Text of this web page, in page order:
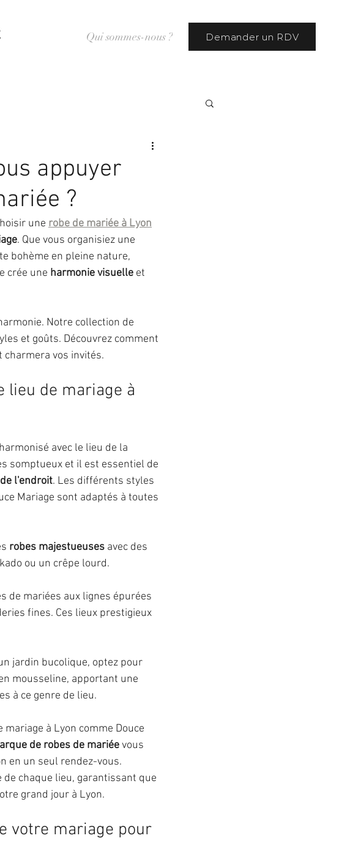
Qui sommes-nous ? Demander un RDV
appuyer
?
une robe de mariée à Lyon
. Que vous organisiez une
bohème en pleine nature,
crée une harmonie visuelle et
Notre collection de
et goûts. Découvrez comment
vos invités.
lieu de mariage à
avec le lieu de la
somptueux et il est essentiel de
l'endroit. Les différents styles
Mariage sont adaptés à toutes
robes majestueuses avec des
ou un crêpe lourd.
de mariées aux lignes épurées
fines. Ces lieux prestigieux
jardin bucolique, optez pour
mousseline, apportant une
à ce genre de lieu.
à Lyon comme Douce
de robes de mariée vous
en un seul rendez-vous.
chaque lieu, garantissant que
grand jour à Lyon.
votre mariage pour